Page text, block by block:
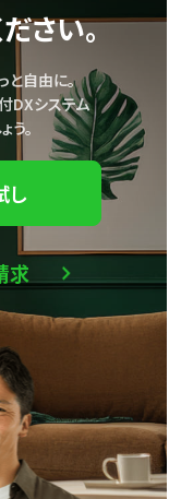
さい。
と自由に。
DXシステム
う。
し
求